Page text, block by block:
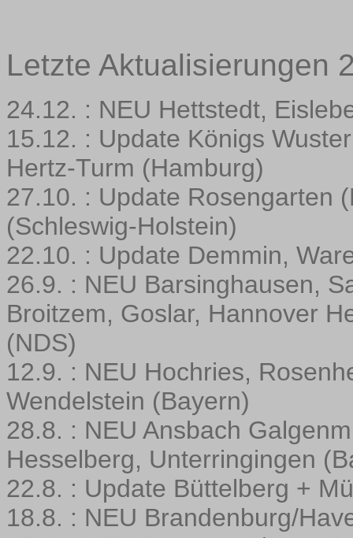
Letzte Aktualisierungen
24.12. : NEU Hettstedt,
15.12. : Update Königs
Hertz-Turm (Hamburg)
27.10. : Update Rosengarten
(Schleswig-Holstein)
22.10. : Update Demmin,
26.9. : NEU Barsinghausen,
Broitzem, Goslar, Hannover
(NDS)
12.9. : NEU Hochries,
Wendelstein (Bayern)
28.8. : NEU Ansbach
Hesselberg, Unterringingen
22.8. : Update Büttelberg +
18.8. : NEU Brandenburg/